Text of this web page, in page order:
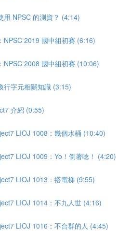
用 NPSC 的測資？ (4:14)
NPSC 2019 國中組初賽 (6:16)
NPSC 2008 國中組初賽 (10:06)
行字元相關知識 (3:15)
介紹 (0:55)
LIOJ 1008：幾個水桶 (10:40)
LIOJ 1009：Yo！倒著唸！ (4:20)
LIOJ 1013：搭電梯 (9:55)
LIOJ 1014：不九人世 (4:16)
LIOJ 1016：不合群的人 (4:45)